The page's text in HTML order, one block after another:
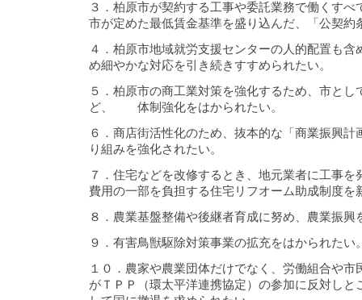
３．柏原市が契約する工事や委託業務で働くすべ
市が定めた最低賃金基準を盛り込んだ、「公契約
４．柏原市地域就労支援センターの人的配置も含
め細やかな対応を引き続きすすめられたい。
５．柏原市の商工業対策を強化するため、市とし
ど、 体制強化をはかられたい。
６．商店街活性化のため、抜本的な「商業振興計
り組みを強化されたい。
７．住宅などを改修するとき、地元業者に工事を
費用の一部を負担する住宅リフオーム助成制度を
８．農業基盤整備や後継者育成に努め、農業振興
９．有害鳥獣駆除対策事業の拡充をはかられたい
１０．農家や農業団体だけでなく、労働組合や市
がＴＰＰ（環太平洋連携協定）の参加に反対しと